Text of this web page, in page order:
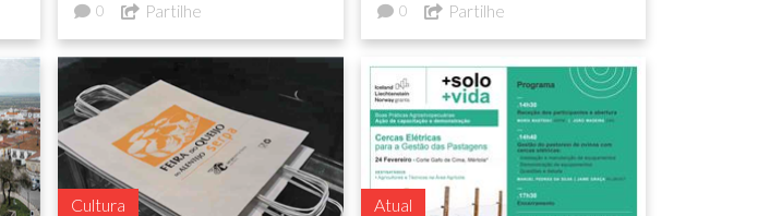
0 Partilhe 0 Partilhe
Cultura Atual